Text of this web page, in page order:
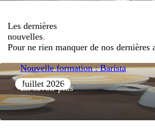
Les dernières
nouvelles.
Pour ne rien manquer de nos dernières
Juillet 2026
Nouvelle formation : Barista
En savoir plus